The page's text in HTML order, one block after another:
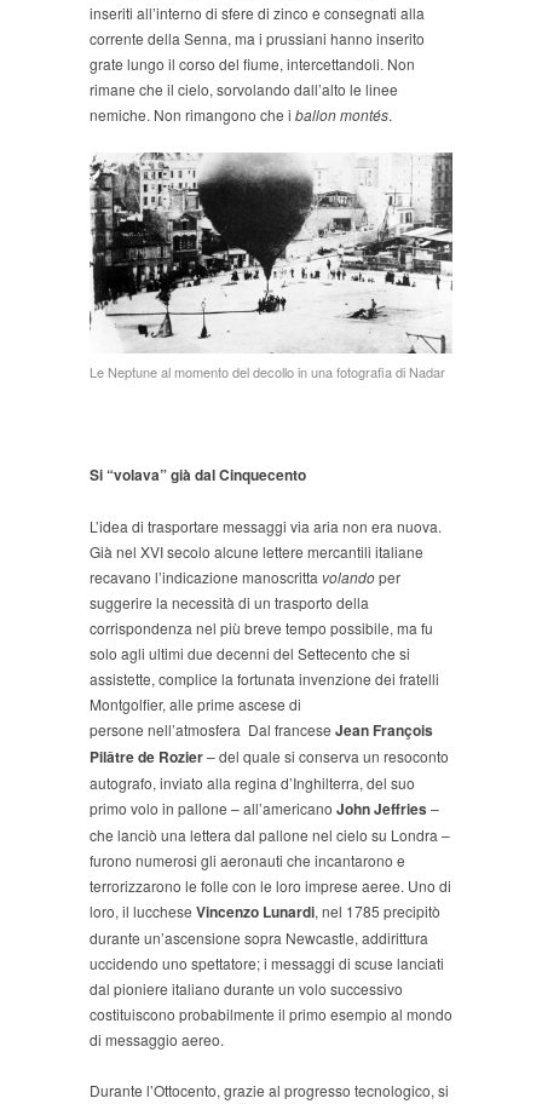
inseriti all’interno di sfere di zinco e consegnati alla
corrente della Senna, ma i prussiani hanno inserito
grate lungo il corso del fiume, intercettandoli. Non
rimane che il cielo, sorvolando dall’alto le linee
nemiche. Non rimangono che i ballon montés.
Le Neptune al momento del decollo in una fotografia di Nadar
Si “volava” già dal Cinquecento
L’idea di trasportare messaggi via aria non era nuova.
Già nel XVI secolo alcune lettere mercantili italiane
recavano l’indicazione manoscritta volandoper
suggerire la necessità di un trasporto della
corrispondenza nel più breve tempo possibile, ma fu
solo agli ultimi due decenni del Settecento che si
assistette, complice la fortunata invenzione dei fratelli
Montgolfier, alle prime ascese di
persone nell’atmosfera Dal francese Jean François
Pilâtre de Rozier– del quale si conserva un resoconto
autografo, inviato alla regina d’Inghilterra, del suo
primo volo in pallone – all’americano John Jeffries –
che lanciò una lettera dal pallone nel cielo su Londra –
furono numerosi gli aeronauti che incantarono e
terrorizzarono le folle con le loro imprese aeree. Uno di
loro, il lucchese Vincenzo Lunardi, nel 1785 precipitò
durante un’ascensione sopra Newcastle, addirittura
uccidendo uno spettatore; i messaggi di scuse lanciati
dal pioniere italiano durante un volo successivo
costituiscono probabilmente il primo esempio al mondo
di messaggio aereo.
Durante l’Ottocento, grazie al progresso tecnologico, si